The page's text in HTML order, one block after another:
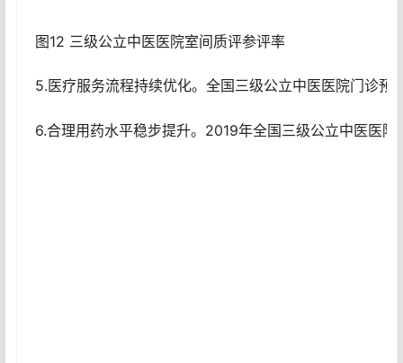
图12 三级公立中医医院室间质评参评率
5.医疗服务流程持续优化。全国三级公立中医医院门诊
6.合理用药水平稳步提升。2019年全国三级公立中医医